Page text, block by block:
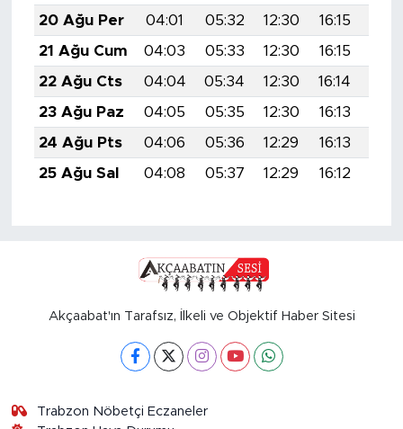
20 Ağu Per
04:01 05:32 12:30 16:15
21 Ağu Cum
04:03 05:33 12:30 16:15
22 Ağu Cts
04:04 05:34 12:30 16:14
23 Ağu Paz
04:05 05:35 12:30 16:13
24 Ağu Pts
04:06 05:36 12:29 16:13
25 Ağu Sal
04:08 05:37 12:29 16:12
Akçaabat'ın Tarafsız, İlkeli ve Objektif Haber Sitesi
Trabzon Nöbetçi Eczaneler